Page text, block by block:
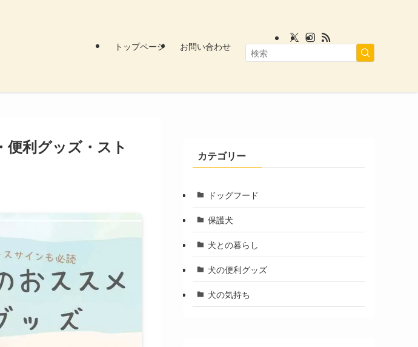
トップページ お問い合わせ
利グッズ・スト
カテゴリー
ドッグフード
保護犬
犬との暮らし
犬の便利グッズ
犬の気持ち